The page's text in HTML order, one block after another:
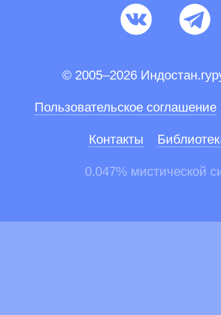
© 2005–2026
Пользовательское соглашение
Контакты
0.047% мистической